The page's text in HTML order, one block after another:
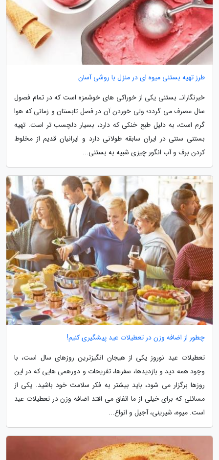
طرز تهیه بستنی میوه ای در منزل با روشی آسان
خبرنگارانـ بستنی یکی از خوراکی های خوشمزه است که در تمام فصول
سال مصرف می گردد؛ ولی خوردن آن در فصل تابستان و زمانی که هوا
گرم است، به دلیل طبع خنکی که دارد، بسیار دلچسب تر است. تهیه
بستنی سنتی در ایران سابقه طولانی دارد و ایرانیان قدیم از مخلوط
کردن برف و آب انگور چیزی شبیه به بستنی...
چطور از اضافه وزن در تعطیلات عید پیشگیری کنیم!
تعطیلات عید نوروز یکی از هیجان انگیزترین روزهای سال است، با
وجود همه دید و بازدیدها، سفرها، تفریحات و دورهمی هایی که در این
روزها برگزار می شود، باید بیشتر به فکر سلامت خود باشید. یکی از
مسائلی که برای خیلی از ما اتفاق می افتد اضافه وزن در تعطیلات عید
است. میوه، شیرینی، آجیل و انواع...